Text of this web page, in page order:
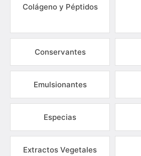
Colágeno y Péptidos
Conservantes
Emulsionantes
Especias
Extractos Vegetales